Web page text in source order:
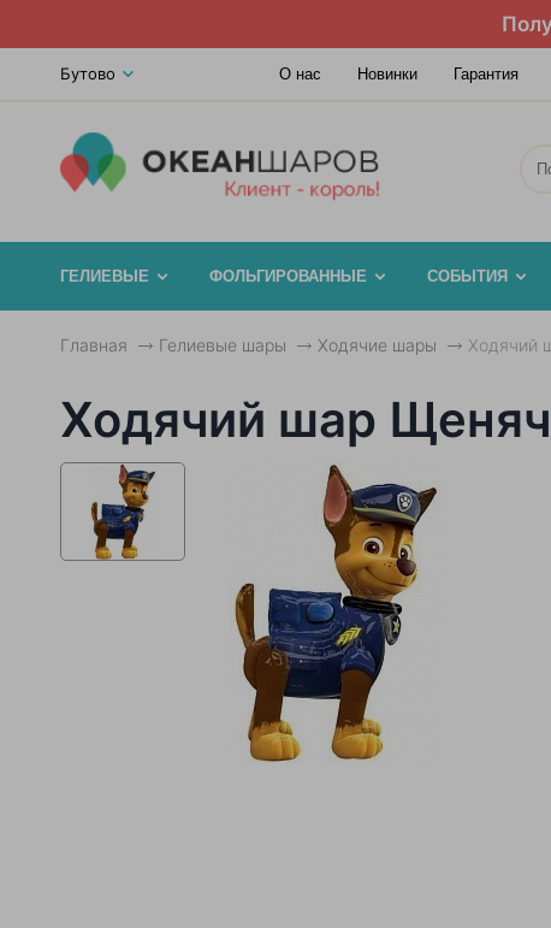
Бутово О нас Новинки Гарантия
ГЕЛИЕВЫЕ ФОЛЬГИРОВАННЫЕ СОБЫТИЯ
Главная Гелиевые шары Ходячие шары Ходячий
Ходячий шар